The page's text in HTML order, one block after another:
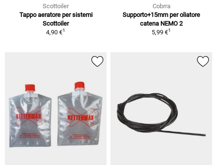
Scottoiler
Tappo aeratore per sistemi
Scottoiler
4,90 €1
Cobrra
Supporto+15mm per oliatore
catena NEMO 2
5,99 €1